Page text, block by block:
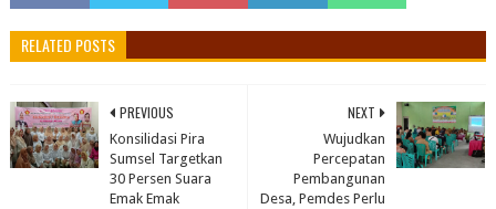
RELATED POSTS
NEXT
Wujudkan
Percepatan
Pembangunan
Desa, Pemdes Perlu
PREVIOUS
Konsilidasi Pira
Sumsel Targetkan
30 Persen Suara
Emak Emak